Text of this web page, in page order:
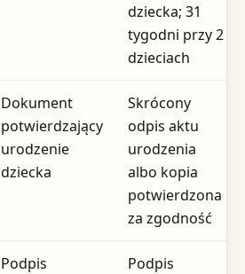
dziecka; 31
tygodni przy 2
dzieciach
Dokument
potwierdzający
urodzenie
dziecka
Skrócony
odpis aktu
urodzenia
albo kopia
potwierdzona
za zgodność
Podpis
Podpis